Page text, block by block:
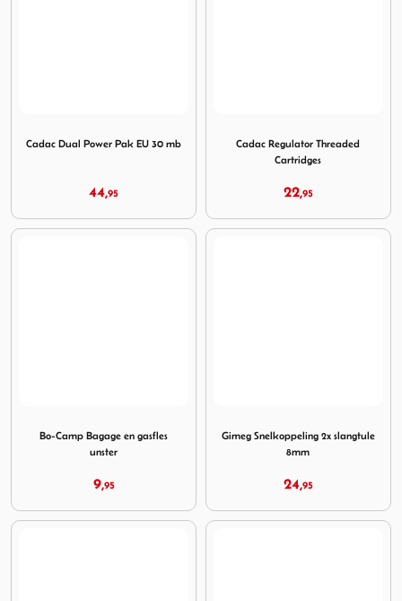
Cadac Dual Power Pak EU 30 mb
44,95
Cadac Regulator Threaded
Cartridges
22,95
Bo-Camp Bagage en gasfles
unster
9,95
Gimeg Snelkoppeling 2x slangtule
8mm
24,95